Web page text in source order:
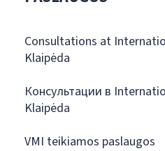
Consultations at
Klaipėda
Консультации в
Klaipėda
VMI teikiamos paslaugos